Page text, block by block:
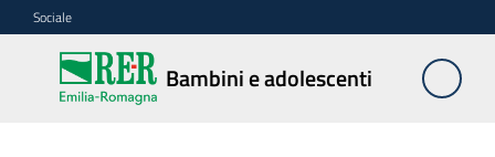
Vai al contenuto
Vai alla navigazione
Vai al footer
Sociale
Bambini e adolescenti
Bambini e
adolescenti